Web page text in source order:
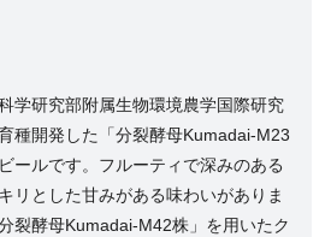
学研究部附属生物環境農学国際研究
種開発した「分裂酵母Kumadai-M23
ールです。フルーティで深みのある
リとした甘みがある味わいがありま
裂酵母Kumadai-M42株」を用いたク